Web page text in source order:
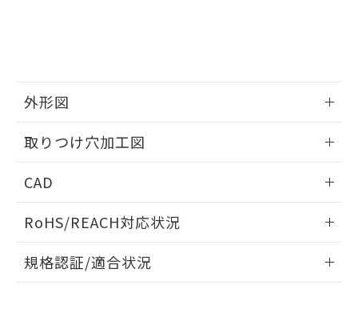
外形図
取りつけ穴加工図
CAD
ドすることができます。
ログイン/会員登録
RoHS/REACH対応状況
EU RoHS 注意事項・凡例
規格認証/適合状況
品・サービスに関するお客様との取
の共同利用に関して"
用者の範囲」に記載されている法人を
EU RoHS指令（10物質）の非含有証明書
51物質の非含有証明書（当社基準）
※本証明書は発行日時点で非含有を証明す
物質の対応では、対応完了までの期間は出
荷製品に未対応品が混在することから備考
欄に対応日を記載しておりました。
既に当社にて対応品への在庫切替を完了